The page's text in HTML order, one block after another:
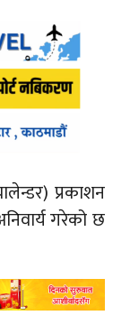
प्रकाशन
गरेको छ